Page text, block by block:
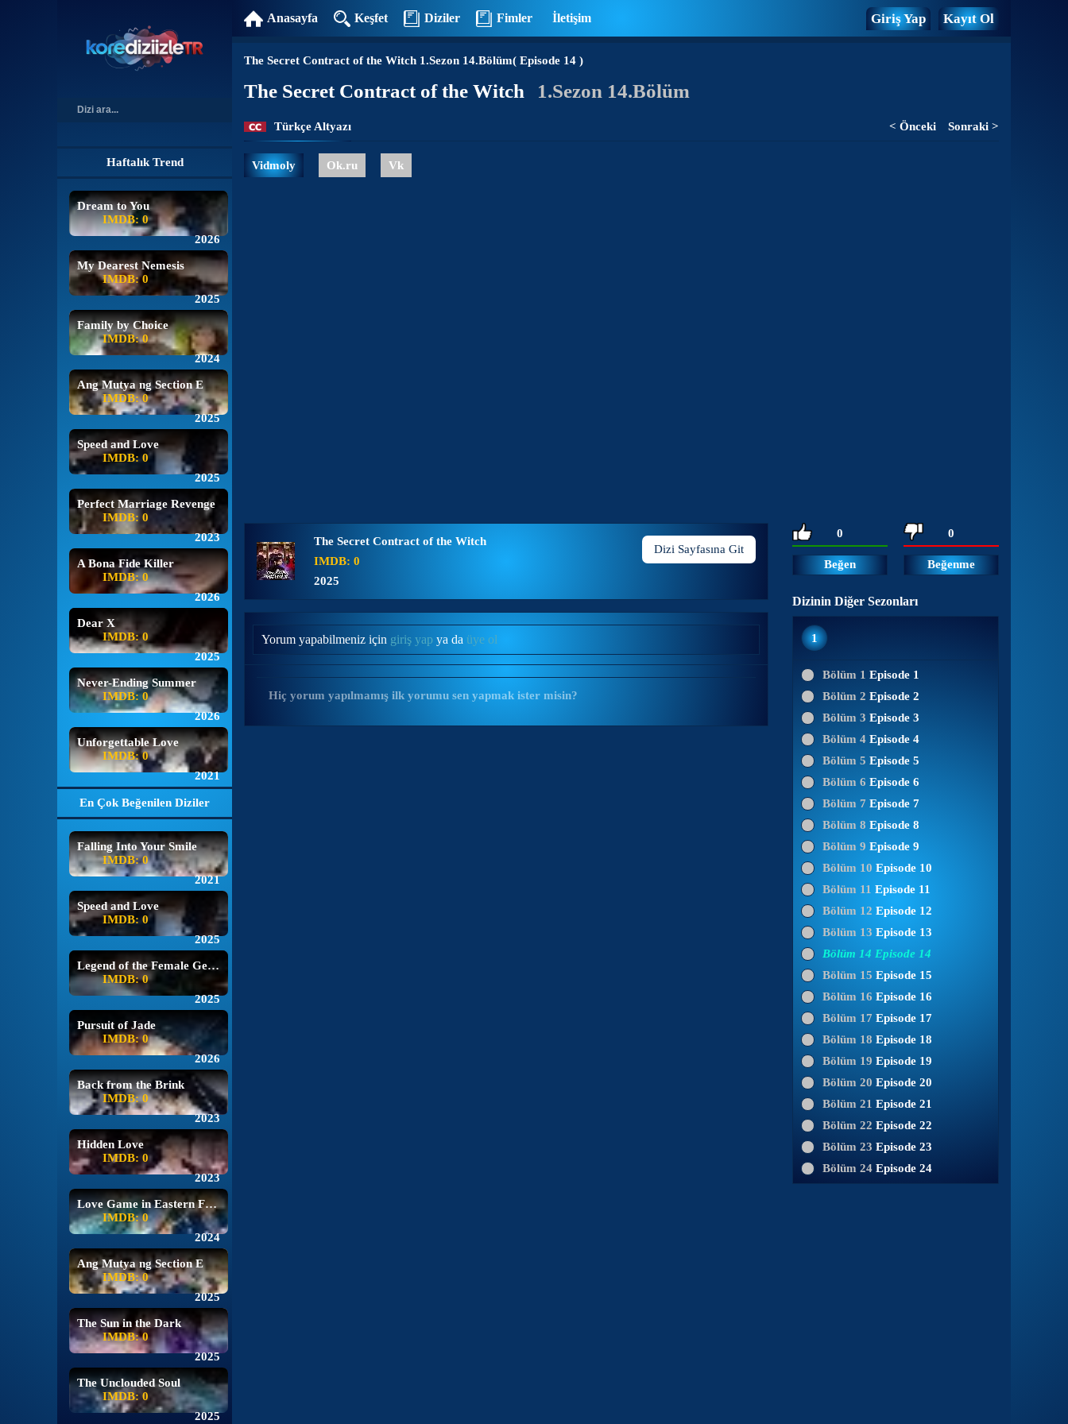
Haftalık Trend
Dream to You
IMDB: 0
2026
My Dearest Nemesis
IMDB: 0
2025
Family by Choice
IMDB: 0
2024
Ang Mutya ng Section E
IMDB: 0
2025
Speed and Love
IMDB: 0
2025
Perfect Marriage Revenge
IMDB: 0
2023
A Bona Fide Killer
IMDB: 0
2026
Dear X
IMDB: 0
2025
Never-Ending Summer
IMDB: 0
2026
Unforgettable Love
IMDB: 0
2021
En Çok Beğenilen Diziler
Falling Into Your Smile
IMDB: 0
2021
Speed and Love
IMDB: 0
2025
Legend of the Female General
IMDB: 0
2025
Pursuit of Jade
IMDB: 0
2026
Back from the Brink
IMDB: 0
2023
Hidden Love
IMDB: 0
2023
Love Game in Eastern Fantasy
IMDB: 0
2024
Ang Mutya ng Section E
IMDB: 0
2025
The Sun in the Dark
IMDB: 0
2025
The Unclouded Soul
IMDB: 0
2025
Anasayfa Keşfet Diziler Fimler İletişim Giriş Yap Kayıt Ol
The Secret Contract of the Witch 1.Sezon 14.Bölüm( Episode 14 )
The Secret Contract of the Witch 1.Sezon 14.Bölüm
Türkçe Altyazı < Önceki Sonraki >
Vidmoly Ok.ru Vk
The Secret Contract of the Witch
IMDB: 0
2025
Dizi Sayfasına Git
Yorum yapabilmeniz için giriş yap ya da üye ol
Hiç yorum yapılmamış ilk yorumu sen yapmak ister misin?
0
Beğen
0
Beğenme
Dizinin Diğer Sezonları
1
Bölüm 1 Episode 1
Bölüm 2 Episode 2
Bölüm 3 Episode 3
Bölüm 4 Episode 4
Bölüm 5 Episode 5
Bölüm 6 Episode 6
Bölüm 7 Episode 7
Bölüm 8 Episode 8
Bölüm 9 Episode 9
Bölüm 10 Episode 10
Bölüm 11 Episode 11
Bölüm 12 Episode 12
Bölüm 13 Episode 13
Bölüm 14 Episode 14
Bölüm 15 Episode 15
Bölüm 16 Episode 16
Bölüm 17 Episode 17
Bölüm 18 Episode 18
Bölüm 19 Episode 19
Bölüm 20 Episode 20
Bölüm 21 Episode 21
Bölüm 22 Episode 22
Bölüm 23 Episode 23
Bölüm 24 Episode 24